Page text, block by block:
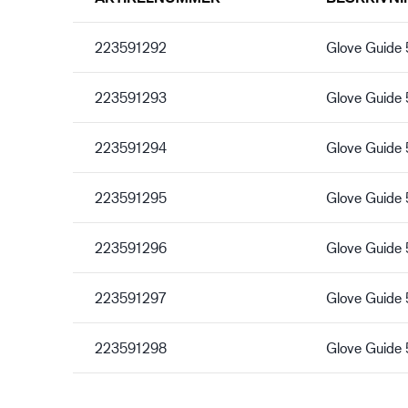
223591292 Glove Guide
223591293 Glove Guide
223591294 Glove Guide
223591295 Glove Guide
223591296 Glove Guide
223591297 Glove Guide
223591298 Glove Guide